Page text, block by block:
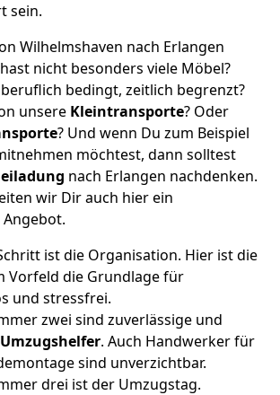
sein.
Wilhelmshaven nach Erlangen
nicht besonders viele Möbel?
bedingt, zeitlich begrenzt?
unsere Kleintransporte? Oder
? Und wenn Du zum Beispiel
möchtest, dann solltest
nach Erlangen nachdenken.
wir Dir auch hier ein
ist die Organisation. Hier ist die
Vorfeld die Grundlage für
und stressfrei.
zwei sind zuverlässige und
Umzugshelfer. Auch Handwerker für
sind unverzichtbar.
drei ist der Umzugstag.